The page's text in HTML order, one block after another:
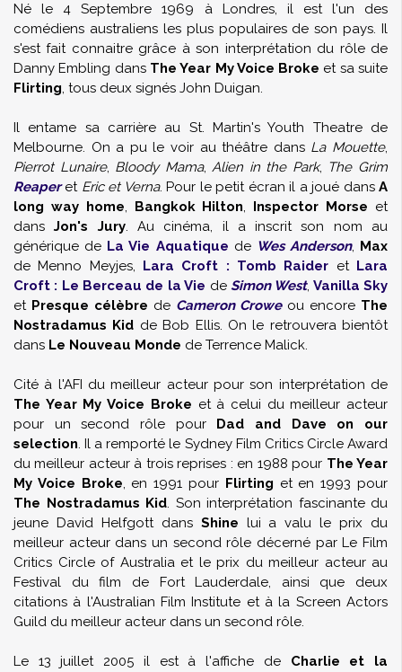
Né le 4 Septembre 1969 à Londres, il est l'un des
comédiens australiens les plus populaires de son pays. Il
s'est fait connaitre grâce à son interprétation du rôle de
Danny Embling dans The Year My Voice Broke et sa suite
Flirting, tous deux signés John Duigan.
Il entame sa carrière au St. Martin's Youth Theatre de
Melbourne. On a pu le voir au théâtre dans La Mouette,
Pierrot Lunaire, Bloody Mama,Alien in the Park, The Grim
Reaperet Eric et Verna. Pour le petit écran il a joué dansA
long way home, Bangkok Hilton, Inspector Morse et
dansJon's Jury. Au cinéma, il a inscrit son nom au
générique de La Vie Aquatique de Wes Anderson, Max
de Menno Meyjes, Lara Croft : Tomb Raider et Lara
Croft : Le Berceau de la Vie de Simon West, Vanilla Sky
et Presque célèbre de Cameron Croweou encore The
Nostradamus Kid de Bob Ellis. On le retrouvera bientôt
dans Le Nouveau Monde de Terrence Malick.
Cité à l'AFI du meilleur acteur pour son interprétation de
The Year My Voice Broke et à celui du meilleur acteur
pour un second rôle pour Dad and Dave on our
selection. Il a remporté le Sydney Film Critics Circle Award
du meilleur acteur à trois reprises : en 1988 pour The Year
My Voice Broke, en 1991 pour Flirting et en 1993 pour
The Nostradamus Kid. Son interprétation fascinante du
jeune David Helfgott dans Shine lui a valu le prix du
meilleur acteur dans un second rôle décerné par Le Film
Critics Circle of Australia et le prix du meilleur acteur au
Festival du film de Fort Lauderdale, ainsi que deux
citations à l'Australian Film Institute et à la Screen Actors
Guild du meilleur acteur dans un second rôle.
Le 13 juillet 2005 il est à l'affiche de Charlie et la